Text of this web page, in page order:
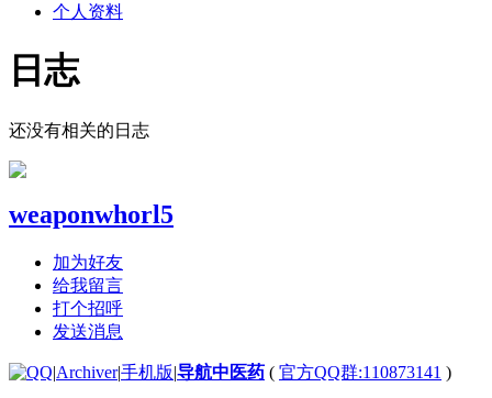
个人资料
日志
还没有相关的日志
weaponwhorl5
加为好友
给我留言
打个招呼
发送消息
|Archiver|手机版|导航中医药 ( 官方QQ群:110873141 )